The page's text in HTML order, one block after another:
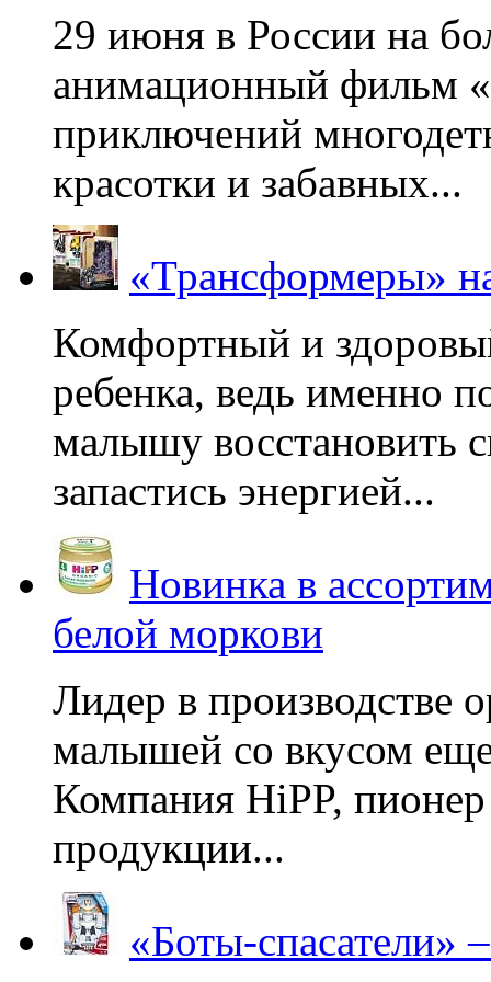
29 июня в России на
анимационный фильм
приключений
красотки и забавных...
«Трансформеры»
Комфортный и
ребенка, ведь именно
малышу восстановить
запастись энергией...
Новинка в
белой моркови
Лидер в производстве
малышей со вкусом
Компания HiPP, пионер
продукции...
«Боты-спасатели»